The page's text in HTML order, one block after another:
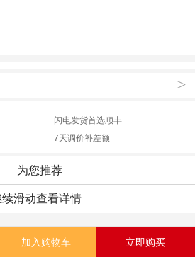
>
闪电发货首选顺丰
7天调价补差额
为您推荐
续滑动查看详情
加入购物车 立即购买